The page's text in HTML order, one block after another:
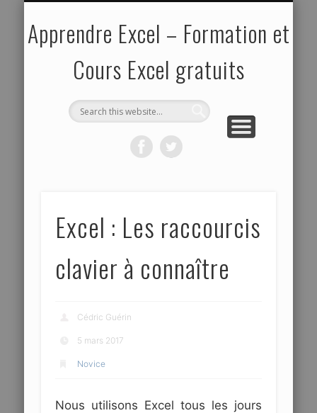
Apprendre Excel – Formation et
Cours Excel gratuits
Excel : Les raccourcis
clavier à connaître
Cédric Guérin
5 mars 2017
Novice
Nous utilisons Excel tous les jours